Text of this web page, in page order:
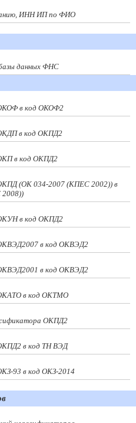
ИНН ИП по ФИО
данных ФНС
в код ОКОФ2
в код ОКПД2
в код ОКПД2
(ОК 034-2007 (КПЕС 2002)) в
в код ОКПД2
в код ОКВЭД2
в код ОКВЭД2
в код ОКТМО
ОКПД2
в код ТН ВЭД
93 в код ОКЗ-2014